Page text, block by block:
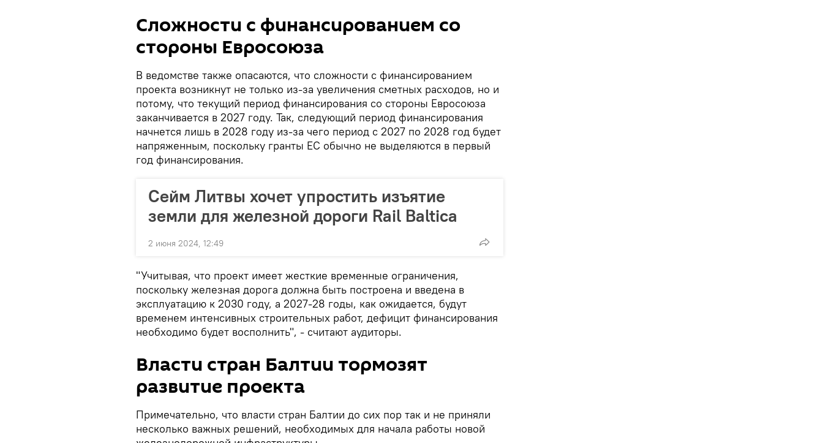
Сложности с финансированием со
стороны Евросоюза
В ведомстве также опасаются, что сложности с финансированием
проекта возникнут не только из-за увеличения сметных расходов, но и
потому, что текущий период финансирования со стороны Евросоюза
заканчивается в 2027 году. Так, следующий период финансирования
начнется лишь в 2028 году из-за чего период с 2027 по 2028 год будет
напряженным, поскольку гранты ЕС обычно не выделяются в первый
год финансирования.
Сейм Литвы хочет упростить изъятие
земли для железной дороги Rail Baltica
2 июня 2024, 12:49
"Учитывая, что проект имеет жесткие временные ограничения,
поскольку железная дорога должна быть построена и введена в
эксплуатацию к 2030 году, а 2027-28 годы, как ожидается, будут
временем интенсивных строительных работ, дефицит финансирования
необходимо будет восполнить", - считают аудиторы.
Власти стран Балтии тормозят
развитие проекта
Примечательно, что власти стран Балтии до сих пор так и не приняли
несколько важных решений, необходимых для начала работы новой